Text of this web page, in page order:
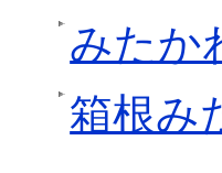
みたか
箱根み